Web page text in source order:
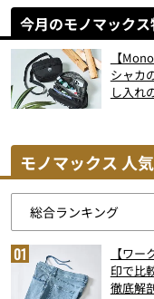
今月のモノマック
【
シャカ
し入れ
モノマックス 人
【ワ
印で比
徹底解